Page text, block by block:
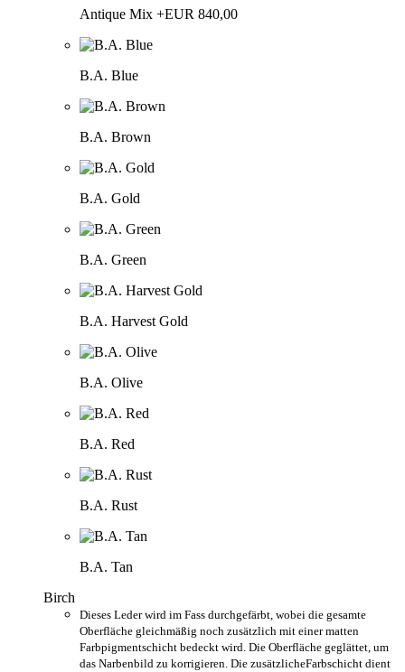
Antique Mix +EUR 840,00
B.A. Blue
B.A. Brown
B.A. Gold
B.A. Green
B.A. Harvest Gold
B.A. Olive
B.A. Red
B.A. Rust
B.A. Tan
Birch
Dieses Leder wird im Fass durchgefärbt, wobei die gesamte
Oberfläche gleichmäßig noch zusätzlich mit einer matten
Farbpigmentschicht bedeckt wird. Die Oberfläche geglättet, um
das Narbenbild zu korrigieren. Die zusätzlicheFarbschicht dient